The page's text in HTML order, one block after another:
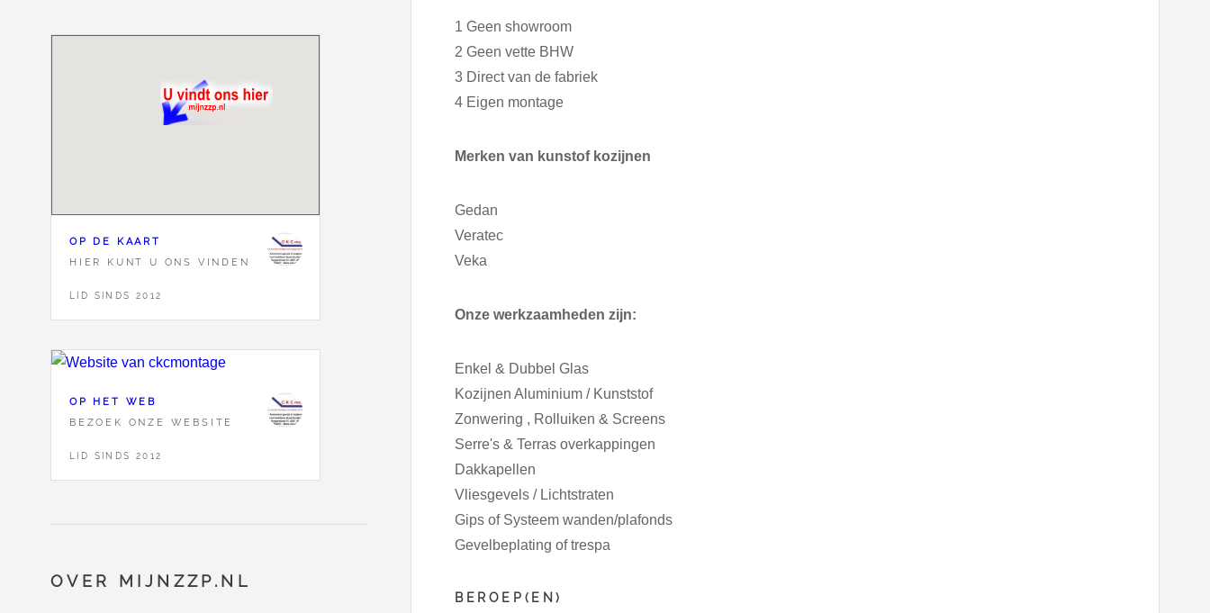
OP DE KAART
HIER KUNT U ONS VINDEN
LID SINDS 2012
OP HET WEB
BEZOEK ONZE WEBSITE
LID SINDS 2012
OVER MIJNZZP.NL
1 Geen showroom
2 Geen vette BHW
3 Direct van de fabriek
4 Eigen montage
Merken van kunstof kozijnen
Gedan
Veratec
Veka
Onze werkzaamheden zijn:
Enkel & Dubbel Glas
Kozijnen Aluminium / Kunststof
Zonwering , Rolluiken & Screens
Serre's & Terras overkappingen
Dakkapellen
Vliesgevels / Lichtstraten
Gips of Systeem wanden/plafonds
Gevelbeplating of trespa
BEROEP(EN)